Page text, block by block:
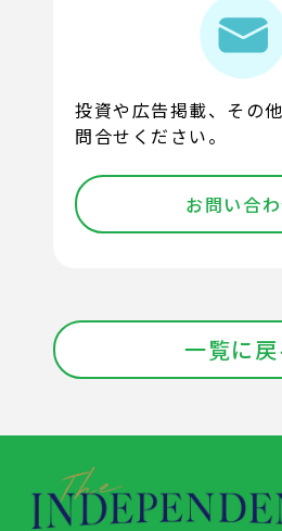
投資や広告掲載、その
問合せください。
お問い合
一覧に戻